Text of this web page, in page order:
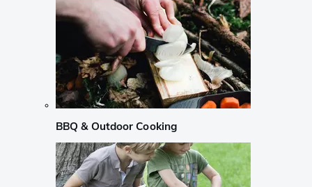
BBQ & Outdoor Cooking